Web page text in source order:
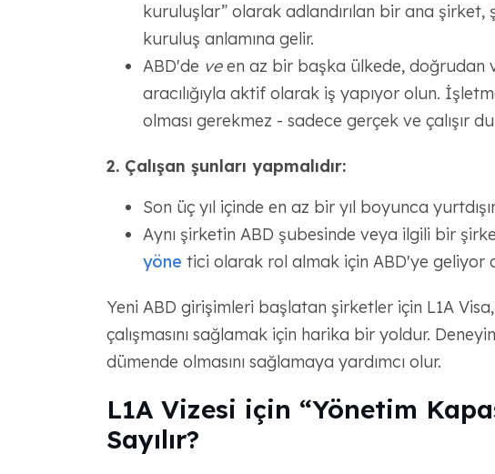
kuruluşlar” olarak adlandırılan bir ana şirket,
kuruluş anlamına gelir.
ABD'de veen az bir başka ülkede, doğrudan
aracılığıyla aktif olarak iş yapıyor olun.
olması gerekmez - sadece gerçek ve çalışır
2. Çalışan şunları yapmalıdır:
Son üç yıl içinde en az bir yıl boyunca
Aynı şirketin ABD şubesinde veya ilgili bir
yöne tici olarak rol almak için ABD'ye geliyor
Yeni ABD girişimleri başlatan şirketler için L1A
çalışmasını sağlamak için harika bir yoldur.
dümende olmasını sağlamaya yardımcı olur.
L1A Vizesi için “Yönetim
Sayılır?